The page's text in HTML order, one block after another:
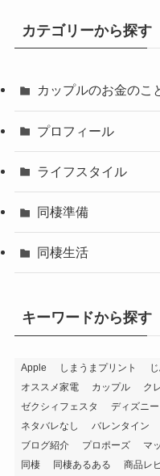
カテゴリーから探す
カップルのお金のこ
プロフィール
ライフスタイル
同棲準備
同棲生活
キーワードから探す
Apple しまうまプリント
オススメ家電
カップル ク
ゼクシィフェスタ
ディズニー
ネタバレなし
バレンタイン
ブログ紹介
プロポーズ マ
同棲
同棲あるある 商品レ